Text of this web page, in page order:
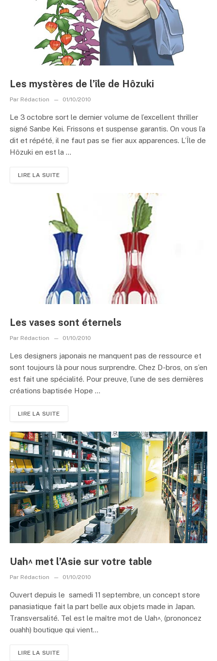
Les mystères de l’île de Hôzuki
Par Rédaction 01/10/2010
Le 3 octobre sort le dernier volume de l’excellent thriller
signé Sanbe Kei. Frissons et suspense garantis. On vous l’a
dit et répété, il ne faut pas se fier aux apparences. L’Île de
Hôzuki en est la ...
LIRE LA SUITE
Les vases sont éternels
Par Rédaction 01/10/2010
Les designers japonais ne manquent pas de ressource et
sont toujours là pour nous surprendre. Chez D-bros, on s’en
est fait une spécialité. Pour preuve, l’une de ses dernières
créations baptisée Hope ...
LIRE LA SUITE
Uah^ met l’Asie sur votre table
Par Rédaction 01/10/2010
Ouvert depuis le samedi 11 septembre, un concept store
panasiatique fait la part belle aux objets made in Japan.
Transversalité. Tel est le maître mot de Uah^, (prononcez
ouahh) boutique qui vient...
LIRE LA SUITE